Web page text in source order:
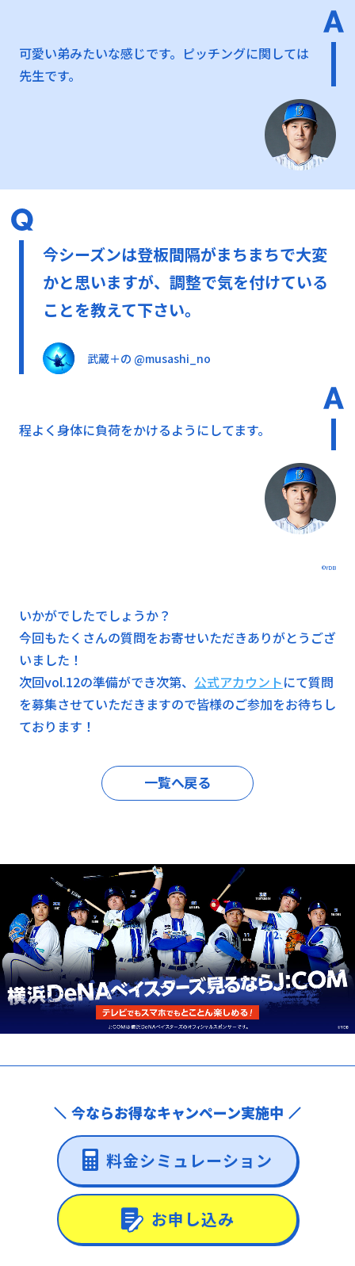
可愛い弟みたいな感じです。ピッチングに関しては
先生です。
今シーズンは登板間隔がまちまちで大変
かと思いますが、調整で気を付けている
ことを教えて下さい。
武蔵＋の @musashi_no
程よく身体に負荷をかけるようにしてます。
©YDB
いかがでしたでしょうか？
今回もたくさんの質問をお寄せいただきありがとうござ
いました！
次回vol.12の準備ができ次第、 公式アカウントにて質問
を募集させていただきますので皆様のご参加をお待ちし
ております！
一覧へ戻る
今ならお得なキャンペーン実施中
料金シミュレーション
お申し込み